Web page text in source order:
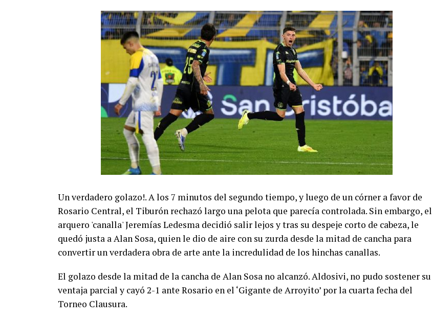
Un verdadero golazo!. A los 7 minutos del segundo tiempo, y luego de un córner a favor de
Rosario Central, el Tiburón rechazó largo una pelota que parecía controlada. Sin embargo, el
arquero 'canalla' Jeremías Ledesma decidió salir lejos y tras su despeje corto de cabeza, le
quedó justa a Alan Sosa, quien le dio de aire con su zurda desde la mitad de cancha para
convertir un verdadera obra de arte ante la incredulidad de los hinchas canallas.
El golazo desde la mitad de la cancha de Alan Sosa no alcanzó. Aldosivi, no pudo sostener su
ventaja parcial y cayó 2-1 ante Rosario en el ‘Gigante de Arroyito’ por la cuarta fecha del
Torneo Clausura.